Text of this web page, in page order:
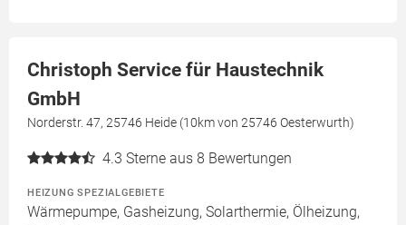
Christoph Service für Haustechnik
GmbH
Norderstr. 47, 25746 Heide (10km von 25746 Oesterwurth)
4.3 Sterne aus 8 Bewertungen
HEIZUNG SPEZIALGEBIETE
Wärmepumpe, Gasheizung, Solarthermie, Ölheizung,